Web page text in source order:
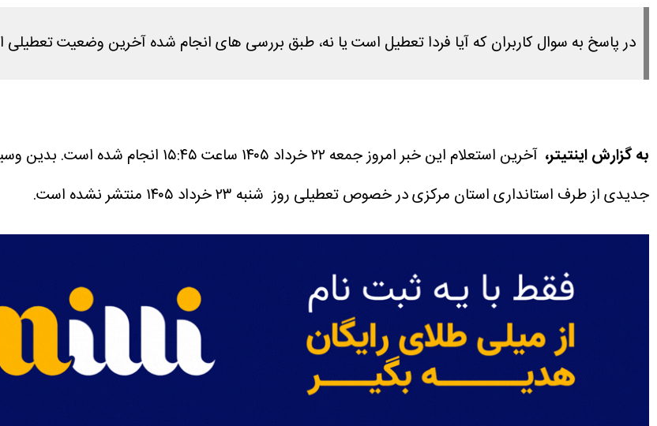
در پاسخ به سوال کاربران که آیا فردا تعطیل است یا نه، طبق بررسی های انجام شده آخرین وضعیت تعطیلی اراک برای فردا شنبه ۲۳ خرداد در
به گزارش اینتیتر، آخرین استعلام این خبر امروز جمعه ۲۲ خرداد ۱۴۰۵ ساعت ۱۵:۴۵ انجام شده است.
بدین
جدیدی از طرف استانداری استان مرکزی در خصوص تعطیلی روز شنبه ۲۳ خرداد ۱۴۰۵ منتشر نشده است.